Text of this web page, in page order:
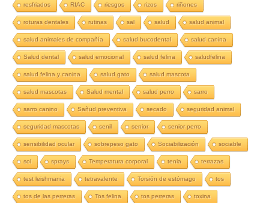
resfriados RIAC riesgos rizos riñones
roturas dentales rutinas sal salud salud animal
salud animales de compañía salud bucodental salud canina
Salud dental salud emocional salud felina saludfelina
salud felina y canina salud gato salud mascota
salud mascotas Salud mental salud perro sarro
sarro canino Sañud preventiva secado seguridad animal
seguridad mascotas senil senior senior perro
sensibilidad ocular sobrepeso gato Sociabilización sociable
sol sprays Temperatura corporal tenia terrazas
test leishmania tetravalente Torsión de estómago tos
tos de las perreras Tos felina tos perreras toxina